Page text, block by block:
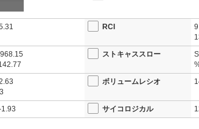
RCI 9
ストキャススロー
ボリュームレシオ
1.93 サイコロジカル